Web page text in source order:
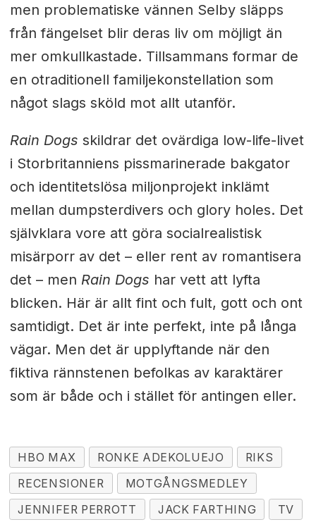
men problematiske vännen Selby släpps
från fängelset blir deras liv om möjligt än
mer omkullkastade. Tillsammans formar de
en otraditionell familjekonstellation som
något slags sköld mot allt utanför.
Rain Dogs skildrar det ovärdiga low-life-livet
i Storbritanniens pissmarinerade bakgator
och identitetslösa miljonprojekt inklämt
mellan dumpsterdivers och glory holes. Det
självklara vore att göra socialrealistisk
misärporr av det – eller rent av romantisera
det – men Rain Dogs har vett att lyfta
blicken. Här är allt fint och fult, gott och ont
samtidigt. Det är inte perfekt, inte på långa
vägar. Men det är upplyftande när den
fiktiva rännstenen befolkas av karaktärer
som är både och i stället för antingen eller.
HBO MAX RONKE ADEKOLUEJO
RIKS
RECENSIONER
MOTGÅNGSMEDLEY
JENNIFER PERROTT
JACK FARTHING
TV